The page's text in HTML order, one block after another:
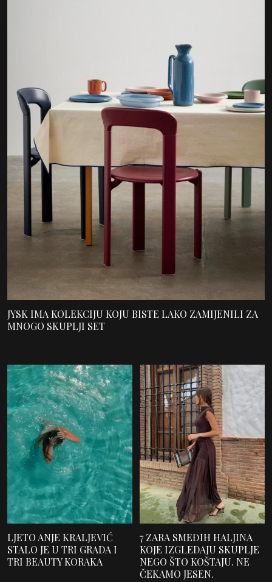
JYSK IMA KOLEKCIJU KOJU BISTE LAKO ZAMIJENILI ZA
MNOGO SKUPLJI SET
LJETO ANJE KRALJEVIĆ
STALO JE U TRI GRADA I
TRI BEAUTY KORAKA
7 ZARA SMEĐIH HALJINA
KOJE IZGLEDAJU SKUPLJE
NEGO ŠTO KOŠTAJU. NE
ČEKAMO JESEN.